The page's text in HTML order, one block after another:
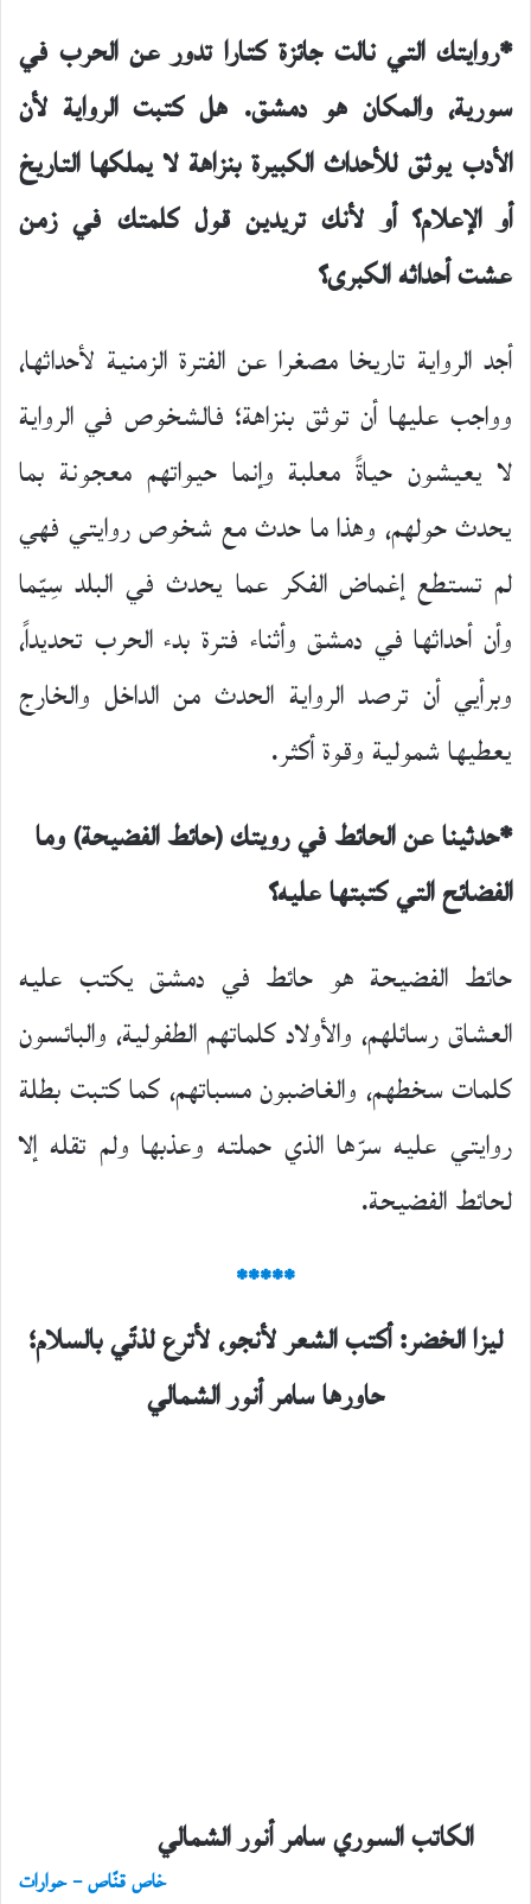
*روايتك التي نالت جائزة كتارا تدور عن الحرب في
سورية، والمكان هو دمشق. هل كتبت الرواية لأن
الأدب يوثق للأحداث الكبيرة بنزاهة لا يملكها التاريخ
أو الإعلام؟ أو لأنك تريدين قول كلمتك في زمن
عشت أحداثهالكبرى؟
أجد الرواية تاريخا مصغرا عن الفترة الزمنية لأحداثها،
وواجب عليها أن توثق بنزاهة؛ فالشخوص في الرواية
لا يعيشون حياةً معلبة وإنما حيواتهم معجونة بما
يحدث حولهم، وهذا ما حدث مع شخوص روايتي فهي
لم تستطع إغماض الفكر عما يحدث في البلد سِيّما
وأن أحداثها في دمشق وأثناء فترة بدء الحرب تحديداً،
وبرأيي أن ترصد الرواية الحدث من الداخل والخارج
يعطيها شمولية وقوة أكثر.
*حدثينا عن الحائط في رويتك (حائط الفضيحة) وما
الفضائح التي كتبتهاعليه؟
حائط الفضيحة هو حائط في دمشق يكتب عليه
العشاق رسائلهم، والأولاد كلماتهم الطفولية، والبائسون
كلمات سخطهم، والغاضبون مسباتهم، كما كتبت بطلة
روايتي عليه سرّها الذي حملته وعذبها ولم تقله إلا
لحائط الفضيحة.
*****
ليزا الخضر: أكتب الشعر لأنجو، لأترع لذتّي بالسلام؛
حاورها سامر أنور الشمالي
الكاتب السوري سامر أنور الشمالي
خاص قنّاص – حوارات